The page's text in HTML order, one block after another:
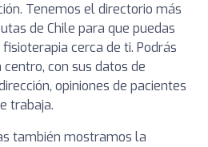
Tenemos el directorio más
de Chile para que puedas
cerca de ti. Podrás
con sus datos de
opiniones de pacientes
trabaja.
también mostramos la